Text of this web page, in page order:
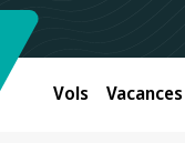
Vols Vacances